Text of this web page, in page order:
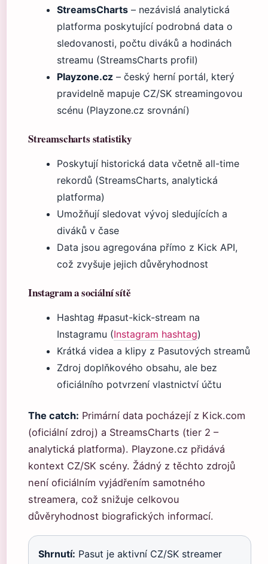
StreamsCharts – nezávislá analytická
platforma poskytující podrobná data o
sledovanosti, počtu diváků a hodinách
streamu (StreamsCharts profil)
Playzone.cz – český herní portál, který
pravidelně mapuje CZ/SK streamingovou
scénu (Playzone.cz srovnání)
Streamscharts statistiky
Poskytují historická data včetně all-time
rekordů (StreamsCharts, analytická
platforma)
Umožňují sledovat vývoj sledujících a
diváků v čase
Data jsou agregována přímo z Kick API,
což zvyšuje jejich důvěryhodnost
Instagram a sociální sítě
Hashtag #pasut-kick-stream na
Instagramu (Instagram hashtag)
Krátká videa a klipy z Pasutových streamů
Zdroj doplňkového obsahu, ale bez
oficiálního potvrzení vlastnictví účtu
The catch: Primární data pocházejí z Kick.com
(oficiální zdroj) a StreamsCharts (tier 2 –
analytická platforma). Playzone.cz přidává
kontext CZ/SK scény. Žádný z těchto zdrojů
není oficiálním vyjádřením samotného
streamera, což snižuje celkovou
důvěryhodnost biografických informací.
Shrnutí: Pasut je aktivní CZ/SK streamer